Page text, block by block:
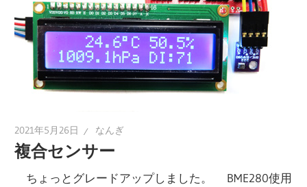
2021年5月26日 なんぎ
複合センサー
ちょっとグレードアップしました。 BME280使用